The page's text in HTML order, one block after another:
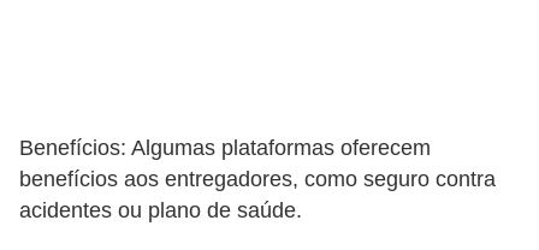
Benefícios: Algumas plataformas oferecem
benefícios aos entregadores, como seguro contra
acidentes ou plano de saúde.